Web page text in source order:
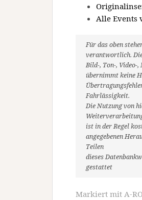
Alle Events
Für das oben
verantwortlich.
Bild-, Ton-, Video-
übernimmt keine
Fahrlässigkeit.
Die Nutzung von
ist in der Regel
angegebenen
Teilen
dieses
gestattet
Markiert mit A-